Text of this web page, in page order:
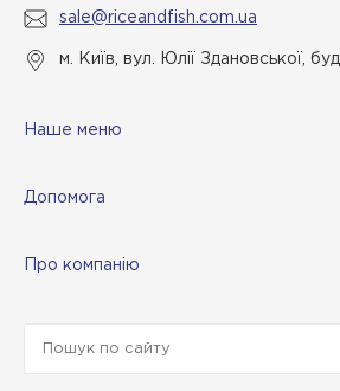
sale@riceandfish.com.ua
м. Київ, вул. Юлії Здановської,
Наше меню
Допомога
Про компанію